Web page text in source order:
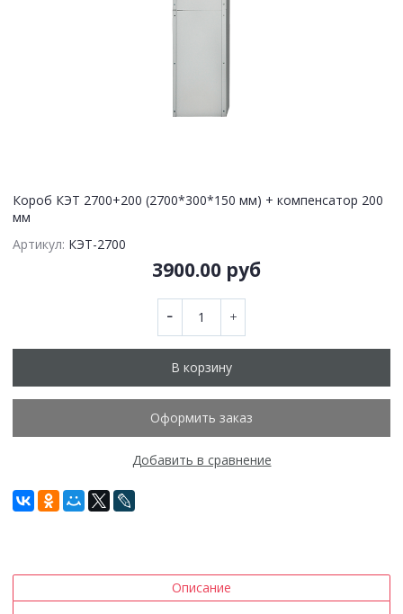
Короб КЭТ 2700+200 (2700*300*150 мм) + компенсатор 200
мм
Артикул: КЭТ-2700
3900.00 руб
В корзину
Оформить заказ
Добавить в сравнение
Описание